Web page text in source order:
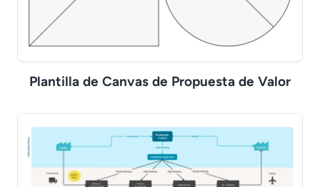
Plantilla de Canvas de Propuesta de Valor